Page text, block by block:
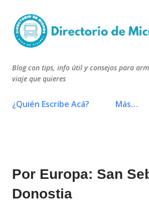
Blog con tips, info útil y consejos para
viaje que quieres
¿Quién Escribe Acá? Más…
Por Europa: San
Donostia